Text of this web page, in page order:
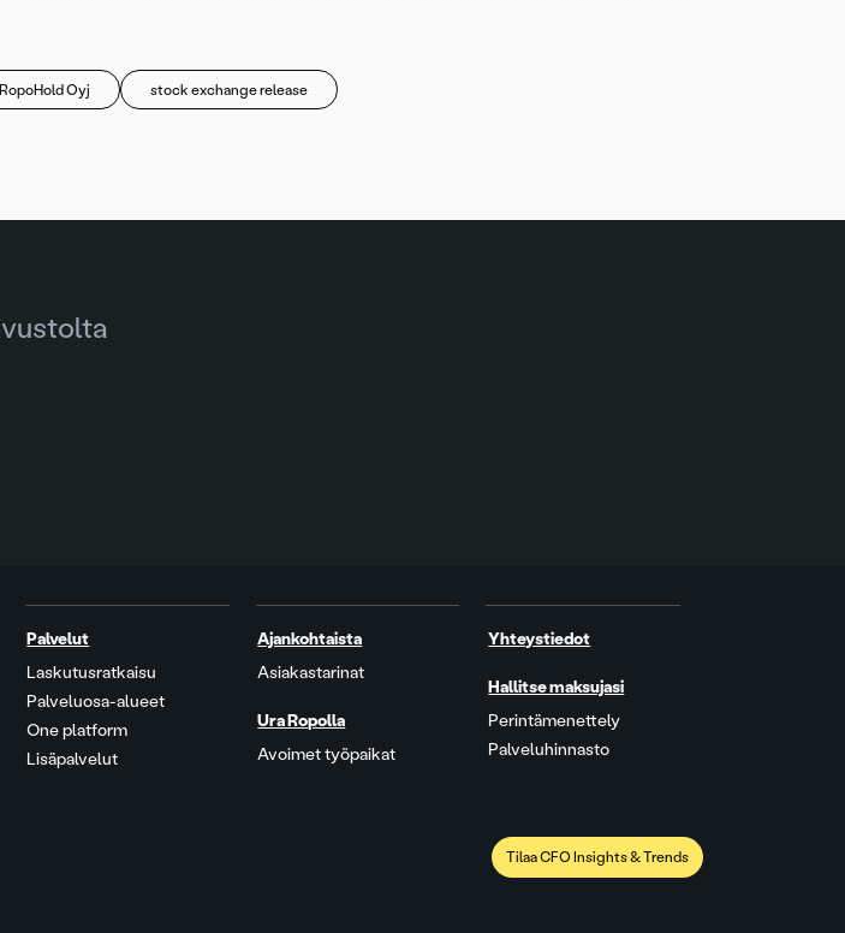
RopoHold Oyj stock exchange release
Palvelut
Laskutusratkaisu
Palveluosa-alueet
One platform
Lisäpalvelut
Ajankohtaista
Asiakastarinat
Ura Ropolla
Avoimet työpaikat
Yhteystiedot
Hallitse maksujasi
Perintämenettely
Palveluhinnasto
Tilaa CFO Insights & Trends